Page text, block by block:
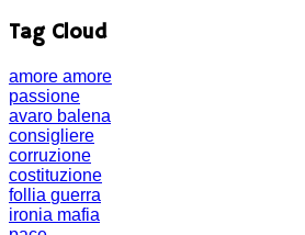
Tag Cloud
amore amore
passione
avaro balena
consigliere
corruzione
costituzione
follia guerra
ironia mafia